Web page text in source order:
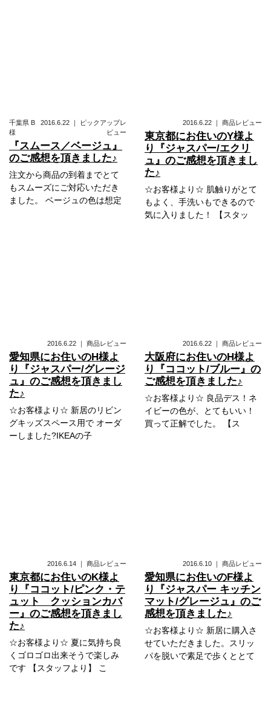
千葉県 B
様
2016.6.22 ｜
ピックアップレ
ビュー
『スムース／ベージュ』
のご感想を頂きました♪
注文から商品の到着までとて
もスムーズにご対応いただき
ました。 ベージュの色は想定
2016.6.22 ｜ 商品レビュー
東京都にお住いのY様よ
り『ジャスパー/エクリ
ュ』のご感想を頂きまし
た♪
☆お客様より☆ 肌触りがとて
もよく、手洗いもできるので
気に入りました！ 【スタッ
2016.6.22 ｜ 商品レビュー
愛知県にお住いのH様よ
り『ジャスパー/グレージ
ュ』のご感想を頂きまし
た♪
☆お客様より☆ 新居のリビン
グキッズスペース用で オーダ
ーしました?IKEAの子
2016.6.22 ｜ 商品レビュー
大阪府にお住いのH様よ
り『ココット/ブルー』の
ご感想を頂きました♪
☆お客様より☆ 良品デス！ネ
イビーの色が、とてもいい！
買って正解でした。 【ス
2016.6.14 ｜ 商品レビュー
東京都にお住いのK様よ
り『ココット/ピンク・テ
ュット クッションカバ
ー』のご感想を頂きまし
た♪
☆お客様より☆ 夏に気持ち良
くゴロゴロ出来そうで楽しみ
です 【スタッフより】 こ
2016.6.10 ｜ 商品レビュー
愛知県にお住いのF様よ
り『ジャスパー キッチン
マット/グレージュ』のご
感想を頂きました♪
☆お客様より☆ 新居に購入さ
せていただきました。スリッ
パを脱いで素足で歩くととて